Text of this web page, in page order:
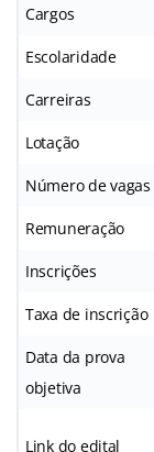
Cargos
Escolaridade
Carreiras
Lotação
Número de vagas
Remuneração
Inscrições
Taxa de inscrição
Data da prova
objetiva
Link do edital